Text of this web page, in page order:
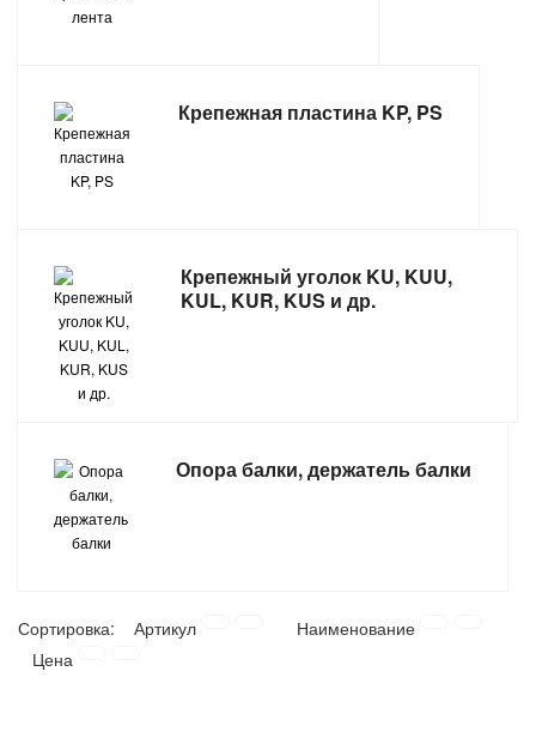
САНТЕХНИКА
СВАРОЧНОЕ ОБОРУДОВАНИЕ И МАТЕРИАЛЫ
СНЕГОУБОРОЧНЫЙ ИНВЕНТАРЬ
СТРЕМЯНКИ,ЛЕСТНИЦЫ
СТРОИТЕЛЬНЫЕ И ОТДЕЛОЧНЫЕ МАТЕРИАЛЫ
ТОВАРЫ ДЛЯ АВТО
ТОВАРЫ ДЛЯ ДОМА
ТОВАРЫ ДЛЯ ОТДЫХА И ТУРИЗМА
Крепежная пластина KP, PS
Крепежный уголок KU, KUU,
KUL, KUR, KUS и др.
Опора балки, держатель балки
Сортировка: Артикул
Наименование
Цена